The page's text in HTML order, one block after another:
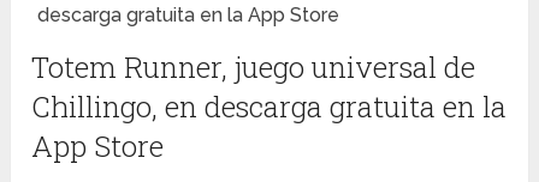
descarga gratuita en la App Store
Totem Runner, juego universal de
Chillingo, en descarga gratuita en la
App Store